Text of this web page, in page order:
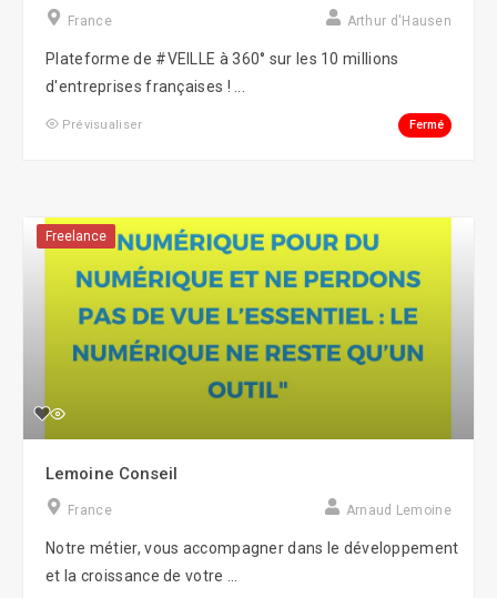
France Arthur d'Hausen
Plateforme de #VEILLE à 360° sur les 10 millions
d'entreprises françaises ! ...
Prévisualiser Fermé
Freelance
Lemoine Conseil
France Arnaud Lemoine
Notre métier, vous accompagner dans le développement
et la croissance de votre ...